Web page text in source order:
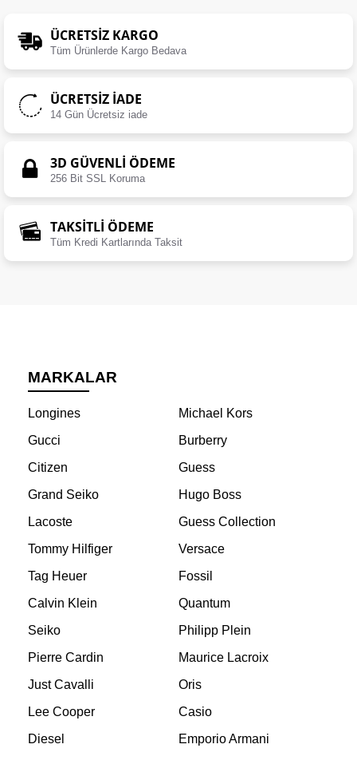
ÜCRETSIZ KARGO
Tüm Ürünlerde Kargo Bedava
ÜCRETSIZ İADE
14 Gün Ücretsiz iade
3D GÜVENLİ ÖDEME
256 Bit SSL Koruma
TAKSİTLİ ÖDEME
Tüm Kredi Kartlarında Taksit
MARKALAR
Longines
Michael Kors
Gucci
Burberry
Citizen
Guess
Grand Seiko
Hugo Boss
Lacoste
Guess Collection
Tommy Hilfiger
Versace
Tag Heuer
Fossil
Calvin Klein
Quantum
Seiko
Philipp Plein
Pierre Cardin
Maurice Lacroix
Just Cavalli
Oris
Lee Cooper
Casio
Diesel
Emporio Armani